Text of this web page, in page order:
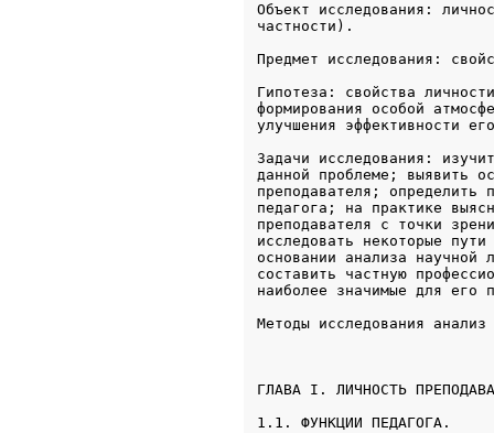
Объект исследования:
частности).
Предмет исследования:
Гипотеза: свойства
формирования особой
улучшения эффективности
Задачи исследования:
данной проблеме; выявить
преподавателя; определить
педагога; на практике
преподавателя с точки
исследовать некоторые
основании анализа научной
составить частную
наиболее значимые для его
Методы исследования
ГЛАВА I. ЛИЧНОСТЬ
1.1. ФУНКЦИИ ПЕДАГОГА.